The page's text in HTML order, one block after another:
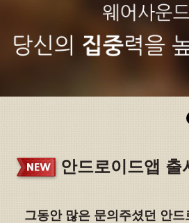
안드로이드앱 출
그동안 많은 문의주셨던 안드